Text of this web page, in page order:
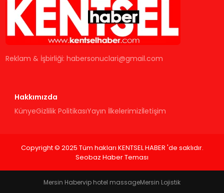
Reklam & İşbirliği:habersonuclari@gmail.com
Hakkımızda
KünyeGizlilik PolitikasıYayın İlkelerimizİletişim
Copyright © 2025 Tüm hakları KENTSEL HABER 'de saklıdır.
Seobaz Haber Teması
Mersin Habervip hotel massageMersin Lojistik